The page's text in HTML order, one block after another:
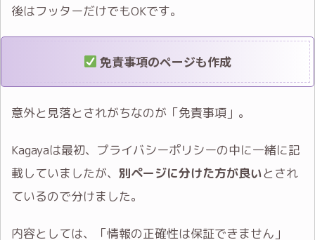
後はフッターだけでもOKです。
免責事項のページも作成
意外と見落とされがちなのが「免責事項」。
Kagayaは最初、プライバシーポリシーの中に一緒に記
載していましたが、 別ページに分けた方が良いとされ
ているので分けました。
内容としては、「情報の正確性は保証できません」